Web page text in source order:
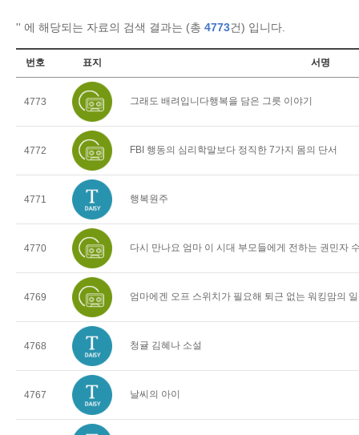
'' 에 해당되는 자료의 검색 결과는 (총 4773건) 입니다.
번호 표지 서명
4773 그래도 배려입니다행복을 담은 그릇 이야기
4772 FBI 행동의 심리학말보다 정직한 7가지 몸의 단서
4771 행복원주
4770 다시 만나요 엄마 이 시대 부모들에게 전하는 권민자
4769 엄마에겐 오프 스위치가 필요해 퇴근 없는 워킹맘의
4768 청귤 김혜나 소설
4767 날씨의 아이